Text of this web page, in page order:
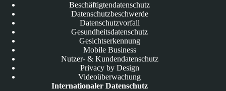
Beschäftigtendatenschutz
Datenschutzbeschwerde
Datenschutzvorfall
Gesundheitsdatenschutz
Gesichtserkennung
Mobile Business
Nutzer- & Kundendatenschutz
Privacy by Design
Videoüberwachung
Internationaler Datenschutz